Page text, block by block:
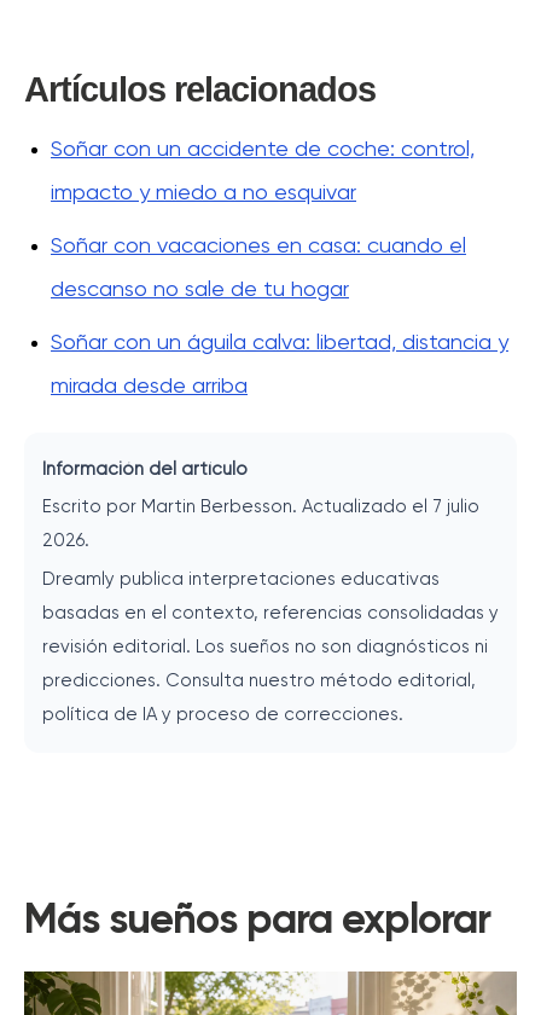
Artículos relacionados
Soñar con un accidente de coche: control,
impacto y miedo a no esquivar
Soñar con vacaciones en casa: cuando el
descanso no sale de tu hogar
Soñar con un águila calva: libertad, distancia y
mirada desde arriba
Información del artículo
Escrito por Martin Berbesson. Actualizado el 7 julio
2026.
Dreamly publica interpretaciones educativas
basadas en el contexto, referencias consolidadas y
revisión editorial. Los sueños no son diagnósticos ni
predicciones. Consulta nuestro método editorial,
política de IA y proceso de correcciones.
Más sueños para explorar